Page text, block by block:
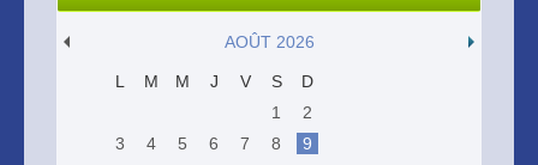
AOÛT 2026
L M M J V S
D
1
2
3
4 5 6 7 8
9